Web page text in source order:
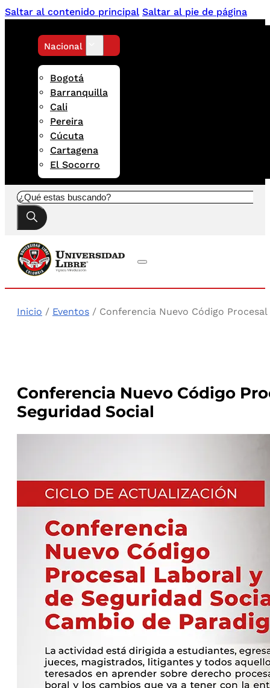
Saltar al contenido principal Saltar al pie de página
Nacional
Bogotá
Barranquilla
Cali
Pereira
Cúcuta
Cartagena
El Socorro
Buscar
Inicio / Eventos / Conferencia Nuevo Código
Conferencia Nuevo Código
Seguridad Social